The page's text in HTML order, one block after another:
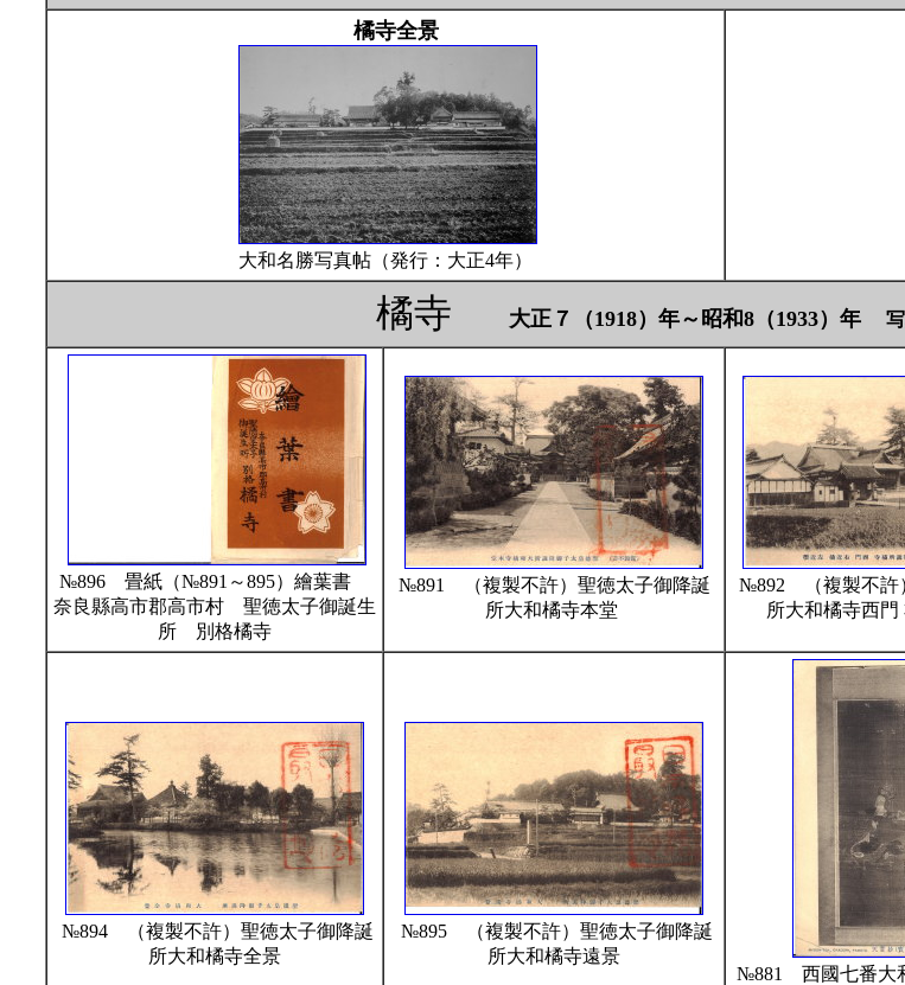
橘寺全景
大和名勝写真帖（発行：大正4年）
橘寺 大正７（1918）年～昭和8（1933）年
№896 畳紙（№891～895）繪葉書
奈良縣高市郡高市村 聖徳太子御誕生
所 別格橘寺
№891 （複製不許）聖徳太子御降誕
所大和橘寺本堂
№892 （複製不許
所大和橘寺西
№894 （複製不許）聖徳太子御降誕
所大和橘寺全景
№895 （複製不許）聖徳太子御降誕
所大和橘寺遠景
№881 西國七番大